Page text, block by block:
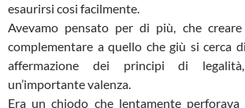
esaurirsi cosi facilmente.
Avevamo pensato per di più, che
complementare a quello che giù si cerca
affermazione dei principi di
un’importante valenza.
Era un chiodo che lentamente